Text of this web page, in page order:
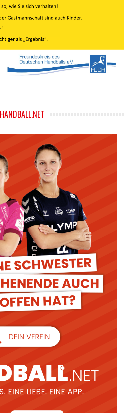
HANDBALL.NET